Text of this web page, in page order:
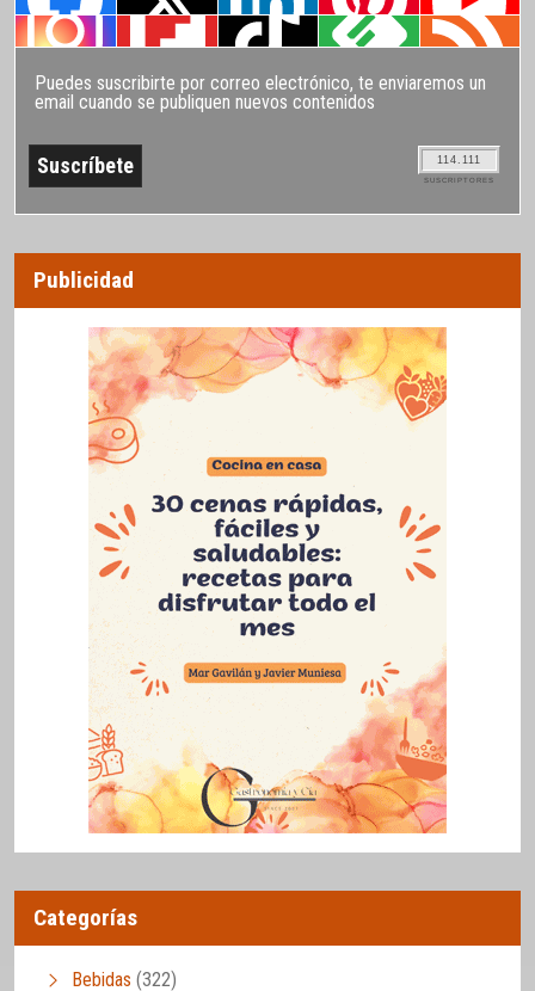
Puedes suscribirte por correo electrónico, te enviaremos un
email cuando se publiquen nuevos contenidos
114.111
SUSCRIPTORES
Publicidad
Categorías
Bebidas (322)